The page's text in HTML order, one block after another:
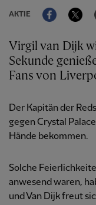
AKTIE
Facebook
Virgil van Dijk will am Sonntag in Anfield jede
Sekunde
Fans von
Der Kapitän der
gegen Crystal
Hände bekommen.
Solche
anwesend waren,
und Van Dijk freut